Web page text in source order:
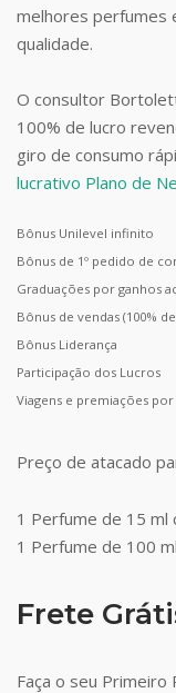
melhores perfumes
qualidade.
O consultor
100% de lucro
giro de consumo
lucrativo Plano de
Bônus Unilevel infinito
Bônus de 1º pedido de
Graduações por ganhos
Bônus de vendas (100%
Bônus Liderança
Participação dos Lucros
Viagens e premiações
Preço de atacado
1 Perfume de 15 ml
1 Perfume de 100
Frete
Faça o seu